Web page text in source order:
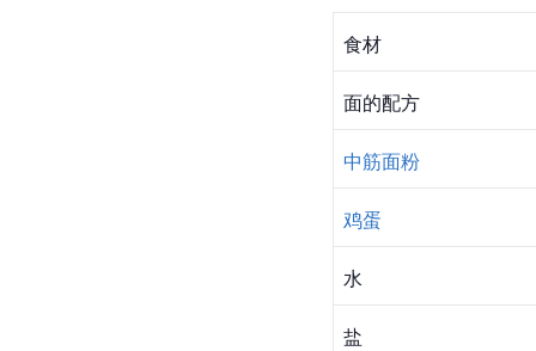
食材
面的配方
中筋面粉
鸡蛋
水
盐